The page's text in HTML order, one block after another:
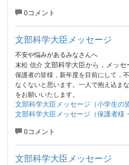
0コメント
文部科学大臣メッセージ
不安や悩みがあるみなさんへ
末松 信介 文部科学大臣から，メッセ
保護者の皆様，新年度を目前にして，
なくないと思います。一人で抱え込ま
をお願いいたします。
文部科学大臣メッセージ（小学生の
文部科学大臣メッセージ（保護者様
0コメント
文部科学大臣メッセージ